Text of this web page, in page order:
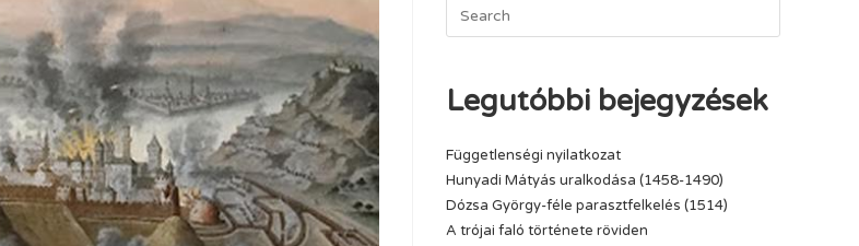
Legutóbbi bejegyzések
Függetlenségi nyilatkozat
Hunyadi Mátyás uralkodása (1458-1490)
Dózsa György-féle parasztfelkelés (1514)
A trójai faló története röviden